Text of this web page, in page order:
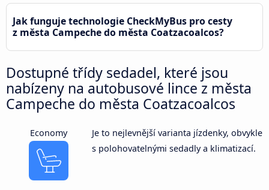
Jak funguje technologie CheckMyBus pro cesty
z města Campeche do města Coatzacoalcos?
Dostupné třídy sedadel, které jsou
nabízeny na autobusové lince z města
Campeche do města Coatzacoalcos
Economy
Je to nejlevnější varianta jízdenky, obvykle
s polohovatelnými sedadly a klimatizací.